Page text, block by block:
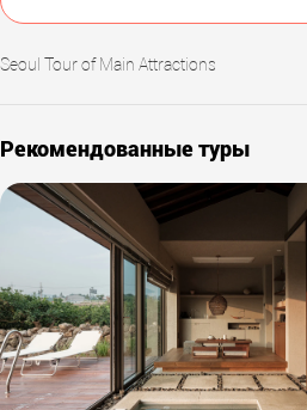
Seoul Tour of Main Attractions
Рекомендованные туры